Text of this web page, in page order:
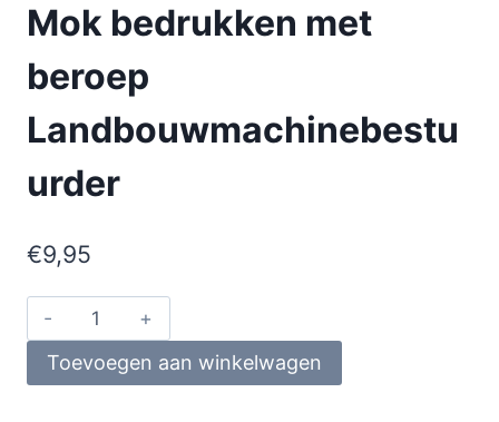
Mok bedrukken met
beroep
Landbouwmachinebestu
urder
€9,95
Toevoegen aan winkelwagen